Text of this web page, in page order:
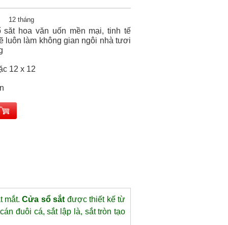
12 tháng
săt hoa văn uốn mền mại, tinh tế
luôn làm không gian ngôi nhà tươi
12 x 12
mắt.Cửa sổ sắt được thiết kế từ
đuôi cá, sắt lập là, sắt tròn tạo